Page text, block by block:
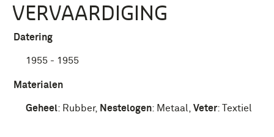
VERVAARDIGING
Datering
1955 - 1955
Materialen
Geheel: Rubber, Nestelogen: Metaal Veter: Textiel